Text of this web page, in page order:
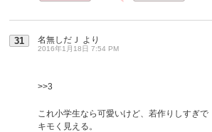
31 名無しだＪ より
2016年1月18日 7:54 PM
>>3
これ小学生なら可愛いけど、若作りしすぎで
キモく見える。